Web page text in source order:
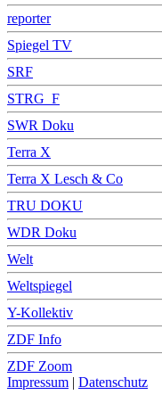
reporter
Spiegel TV
SRF
STRG_F
SWR Doku
Terra X
Terra X Lesch & Co
TRU DOKU
WDR Doku
Welt
Weltspiegel
Y-Kollektiv
ZDF Info
ZDF Zoom
Impressum | Datenschutz